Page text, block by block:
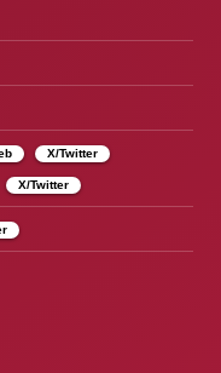
X/Twitter
X/Twitter